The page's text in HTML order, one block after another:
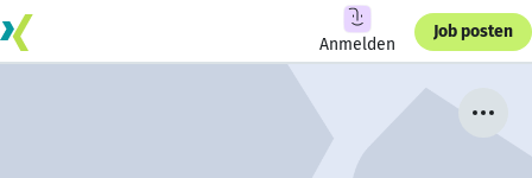
Anmelden
Job posten